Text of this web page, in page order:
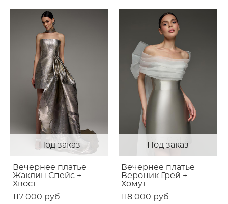
Под заказ
Вечернее платье
Жаклин Спейс +
Хвост
117 000 pуб.
Под заказ
Вечернее платье
Вероник Грей +
Хомут
118 000 pуб.